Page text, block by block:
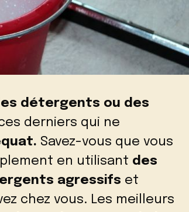
détergents ou des
derniers qui ne
Savez-vous que vous
en utilisant des
agressifs et
chez vous. Les meilleurs